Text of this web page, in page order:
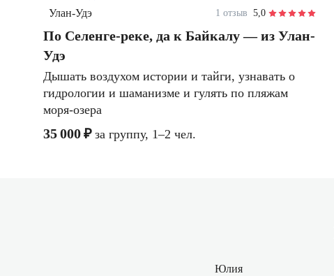
Улан-Удэ 5,0
1 отзыв
По Селенге-реке, да к Байкалу — из Улан-
Удэ
Дышать воздухом истории и тайги, узнавать о
гидрологии и шаманизме и гулять по пляжам
моря-озера
35 000 ₽ за группу, 1–2 чел.
Юлия